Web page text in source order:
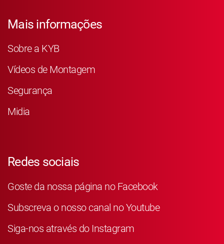
Mais informações
Sobre a KYB
Vídeos de Montagem
Segurança
Midia
Redes sociais
Goste da nossa página no Facebook
Subscreva o nosso canal no Youtube
Siga-nos através do Instagram